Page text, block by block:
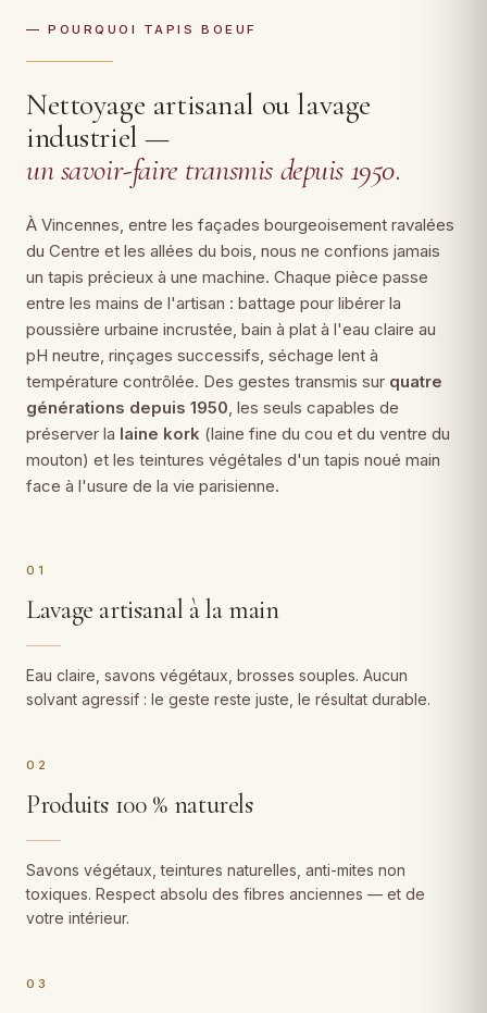
— POURQUOI TAPIS BOEUF
Nettoyage artisanal ou lavage
industriel —
un savoir-faire transmis depuis 1950.
À Vincennes, entre les façades bourgeoisement ravalées
du Centre et les allées du bois, nous ne confions jamais
un tapis précieux à une machine. Chaque pièce passe
entre les mains de l'artisan : battage pour libérer la
poussière urbaine incrustée, bain à plat à l'eau claire au
pH neutre, rinçages successifs, séchage lent à
température contrôlée. Des gestes transmis sur quatre
générations depuis 1950, les seuls capables de
préserver la laine kork (laine fine du cou et du ventre du
mouton) et les teintures végétales d'un tapis noué main
face à l'usure de la vie parisienne.
01
Lavage artisanal à la main
Eau claire, savons végétaux, brosses souples. Aucun
solvant agressif : le geste reste juste, le résultat durable.
02
Produits 100 % naturels
Savons végétaux, teintures naturelles, anti-mites non
toxiques. Respect absolu des fibres anciennes — et de
votre intérieur.
03